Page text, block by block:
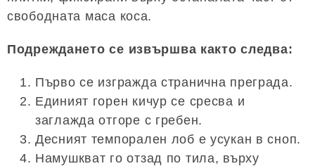
свободната маса коса.
Подреждането се извършва както следва:
Първо се изгражда странична преграда.
Единият горен кичур се сресва и
заглажда отгоре с гребен.
Десният темпорален лоб е усукан в сноп.
Намушкват го отзад по тила, върху